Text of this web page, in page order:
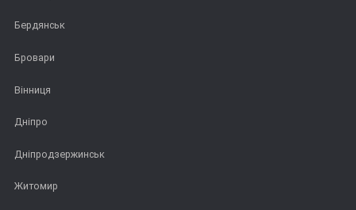
Бердянськ
Бровари
Вінниця
Дніпро
Дніпродзержинськ
Житомир